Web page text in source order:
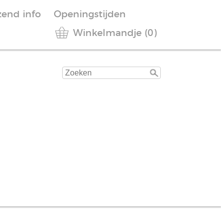
info Openingstijden
Winkelmandje (0)